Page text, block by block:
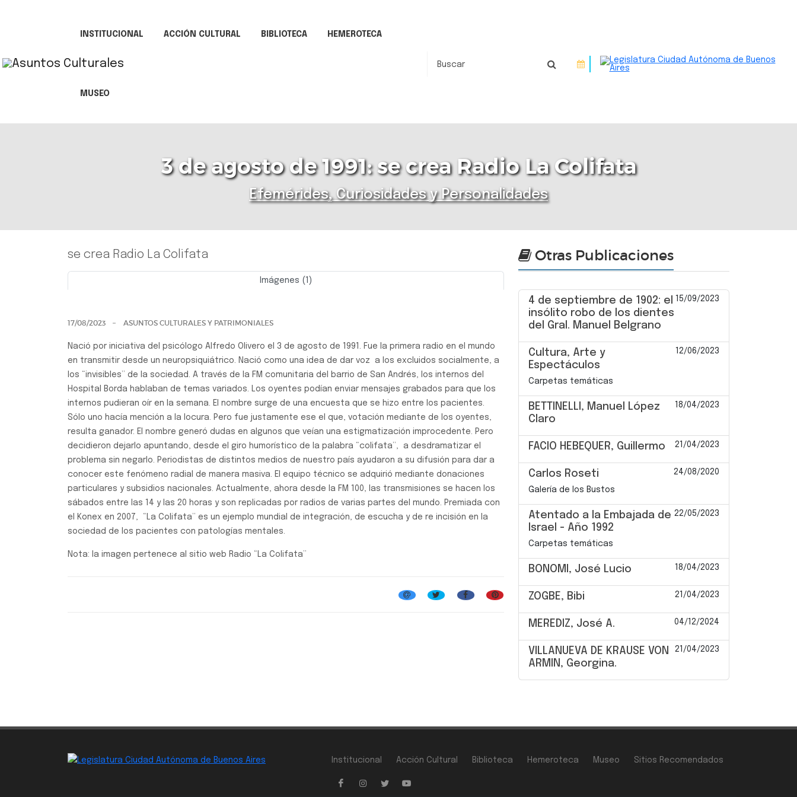
INSTITUCIONAL ACCIÓN CULTURAL BIBLIOTECA HEMEROTECA
MUSEO
3 de agosto de 1991: se crea Radio La Colifata
Efemérides, Curiosidades y Personalidades
se crea Radio La Colifata
Imágenes (1)
17/08/2023 ASUNTOS CULTURALES Y PATRIMONIALES
Nació por iniciativa del psicólogo Alfredo Olivero el 3 de agosto de 1991. Fue la primera radio en el mundo
en transmitir desde un neuropsiquiátrico. Nació como una idea de dar voz a los excluidos socialmente, a
los “invisibles” de la sociedad. A través de la FM comunitaria del barrio de San Andrés, los internos del
Hospital Borda hablaban de temas variados. Los oyentes podían enviar mensajes grabados para que los
internos pudieran oír en la semana. El nombre surge de una encuesta que se hizo entre los pacientes.
Sólo uno hacía mención a la locura. Pero fue justamente ese el que, votación mediante de los oyentes,
resulta ganador. El nombre generó dudas en algunos que veían una estigmatización improcedente. Pero
decidieron dejarlo apuntando, desde el giro humorístico de la palabra “colifata”, a desdramatizar el
problema sin negarlo. Periodistas de distintos medios de nuestro país ayudaron a su difusión para dar a
conocer este fenómeno radial de manera masiva. El equipo técnico se adquirió mediante donaciones
particulares y subsidios nacionales. Actualmente, ahora desde la FM 100, las transmisiones se hacen los
sábados entre las 14 y las 20 horas y son replicadas por radios de varias partes del mundo. Premiada con
el Konex en 2007, “La Colifata” es un ejemplo mundial de integración, de escucha y de re incisión en la
sociedad de los pacientes con patologías mentales.
Nota: la imagen pertenece al sitio web Radio “La Colifata”
Otras Publicaciones
4 de septiembre de 1902: el
insólito robo de los dientes
del Gral. Manuel Belgrano
15/09/2023
Cultura, Arte y
Espectáculos
12/06/2023
Carpetas temáticas
BETTINELLI, Manuel López
Claro
18/04/2023
FACIO HEBEQUER, Guillermo 21/04/2023
Carlos Roseti 24/08/2020
Galería de los Bustos
Atentado a la Embajada de
Israel - Año 1992
22/05/2023
Carpetas temáticas
BONOMI, José Lucio 18/04/2023
ZOGBE, Bibi 21/04/2023
MEREDIZ, José A. 04/12/2024
VILLANUEVA DE KRAUSE VON
ARMIN, Georgina.
21/04/2023
Institucional Acción Cultural Biblioteca Hemeroteca Museo Sitios Recomendados